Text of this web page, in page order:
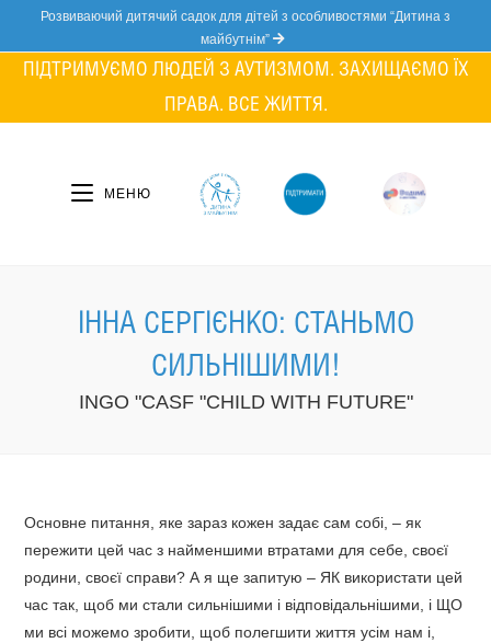
content
Розвиваючий дитячий садок для дітей з особливостями “Дитина з
майбутнім”
ПІДТРИМУЄМО ЛЮДЕЙ З АУТИЗМОМ. ЗАХИЩАЄМО ЇХ
ПРАВА. ВСЕ ЖИТТЯ.
МЕНЮ
ІННА СЕРГІЄНКО: СТАНЬМО
СИЛЬНІШИМИ!
INGO "CASF "CHILD WITH FUTURE"
Основне питання, яке зараз кожен задає сам собі, – як
пережити цей час з найменшими втратами для себе, своєї
родини, своєї справи? А я ще запитую – ЯК використати цей
час так, щоб ми стали сильнішими і відповідальнішими, і ЩО
ми всі можемо зробити, щоб полегшити життя усім нам і,